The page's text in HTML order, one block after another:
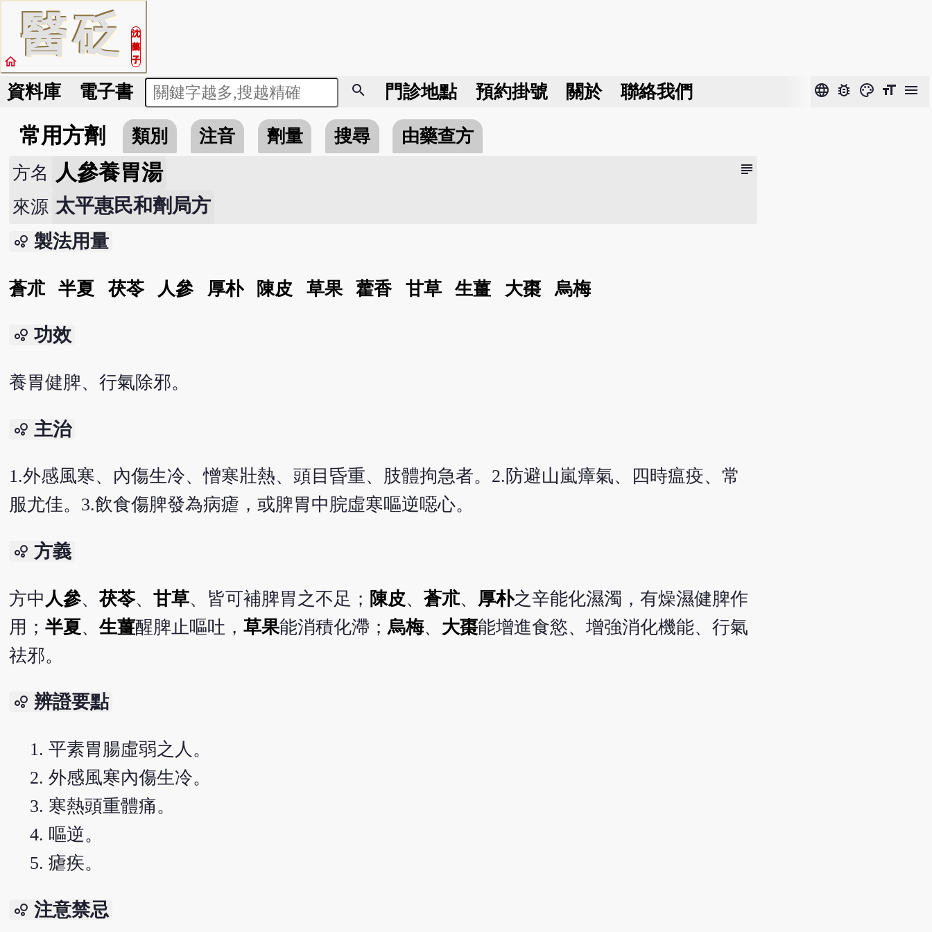
醫砭
沈
藥
子
home
資料庫 電子書 search 門診地點 預約掛號 關於 聯絡我們 language bug_report color_lens format_size menu
常用方劑 類別 注音 劑量 搜尋 由藥查方
subject
方名 人參養胃湯
來源 太平惠民和劑局方
bubble_chart 製法用量
蒼朮 半夏 茯苓 人參 厚朴 陳皮 草果 藿香 甘草 生薑 大棗 烏梅
bubble_chart 功效
養胃健脾、行氣除邪。
bubble_chart 主治
1.外感風寒、內傷生冷、憎寒壯熱、頭目昏重、肢體拘急者。2.防避山嵐瘴氣、四時瘟疫、常
服尤佳。3.飲食傷脾發為病瘧，或脾胃中脘虛寒嘔逆噁心。
bubble_chart 方義
方中 人參、 茯苓、 甘草、皆可補脾胃之不足； 陳皮、 蒼朮、 厚朴之辛能化濕濁，有燥濕健脾作
用； 半夏 、 生薑醒脾止嘔吐， 草果能消積化滯； 烏梅、 大棗能增進食慾、增強消化機能、行氣
祛邪。
bubble_chart 辨證要點
平素胃腸虛弱之人。
外感風寒內傷生冷。
寒熱頭重體痛。
嘔逆。
瘧疾。
bubble_chart 注意禁忌